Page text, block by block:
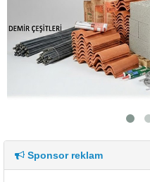
Sponsor reklam